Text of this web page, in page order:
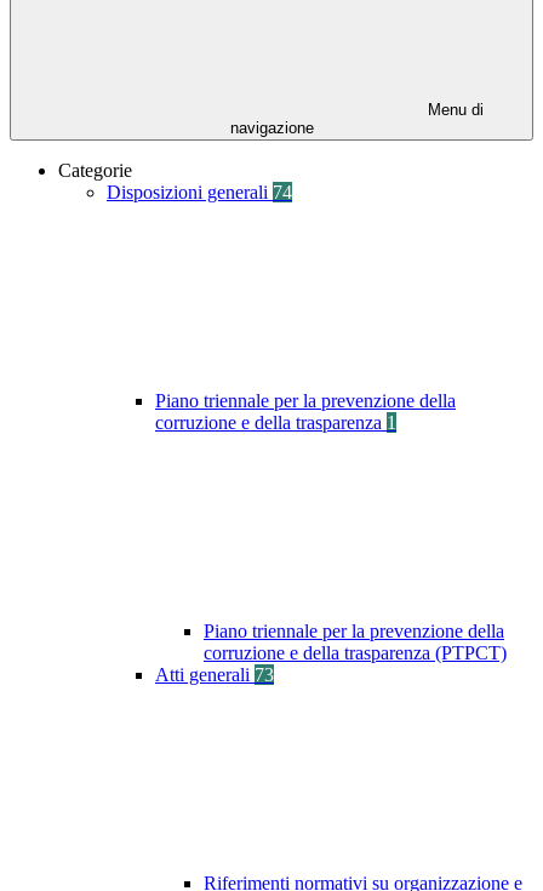
Menu di
navigazione
Categorie
Disposizioni generali 74
Piano triennale per la prevenzione della
corruzione e della trasparenza 1
Piano triennale per la prevenzione della
corruzione e della trasparenza (PTPCT)
Atti generali 73
Riferimenti normativi su organizzazione e